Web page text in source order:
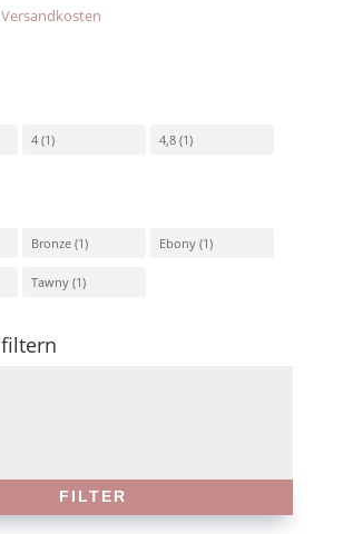
Versandkosten
4 (1) 4,8 (1)
Bronze (1) Ebony (1)
Tawny (1)
FILTER